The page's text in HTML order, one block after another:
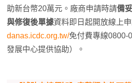
助新台幣20萬元。廠商申請時請備
與修復後單據資料即日起開放線上
danas.icdc.org.tw/免付費專線0800-
發展中心提供協助）。